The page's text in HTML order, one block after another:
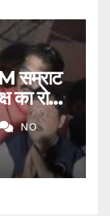
सम्राट
का रोड
NO